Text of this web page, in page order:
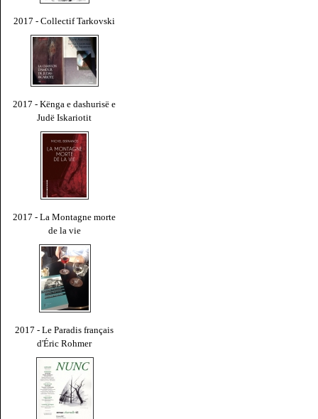
2017 - Collectif Tarkovski
2017 - Kënga e dashurisë e
Judë Iskariotit
2017 - La Montagne morte
de la vie
2017 - Le Paradis français
d'Éric Rohmer